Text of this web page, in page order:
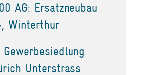
AG: Ersatzneubau
Winterthur
Unterstrass